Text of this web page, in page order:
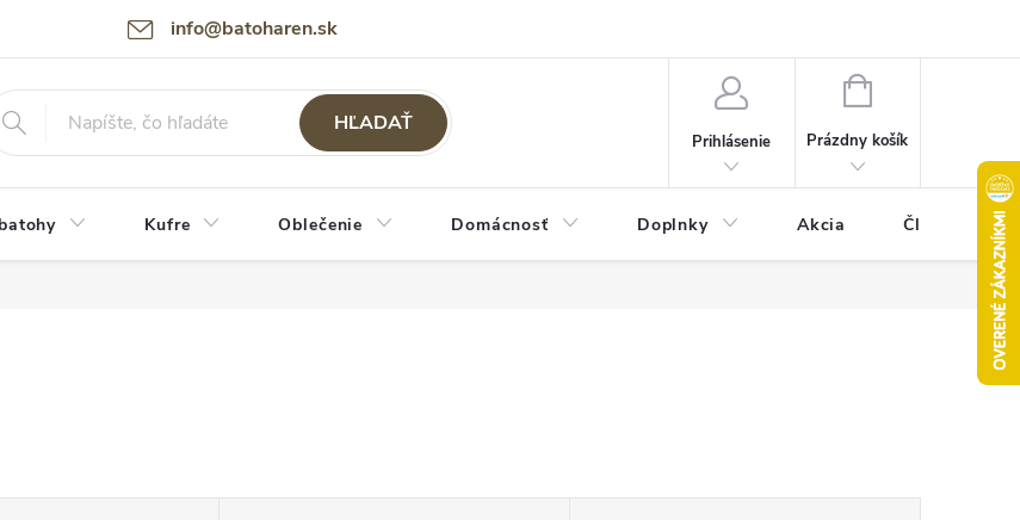
info@batoharen.sk
osobných údajov (GDPR) Podmienky použitia webu
HĽADAŤ
Prihlásenie
NÁKUPNÝ
Prázdny košík
Kufre Oblečenie Domácnosť Doplnky Akcia Články